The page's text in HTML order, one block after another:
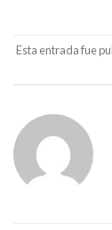
Esta entrada fue